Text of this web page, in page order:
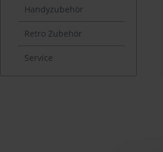
Handyzubehör
Retro Zubehör
Service